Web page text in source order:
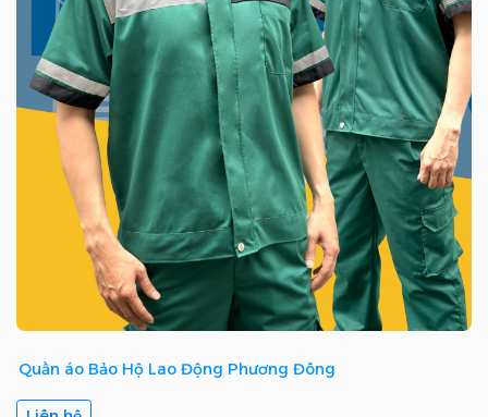
Quần áo Bảo Hộ Lao Động Phương Đông